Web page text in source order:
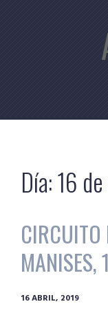
Día:16
MANISES,
16 ABRIL, 2019